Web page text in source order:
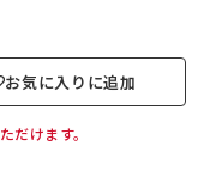
お気に入りに追加
だけます。